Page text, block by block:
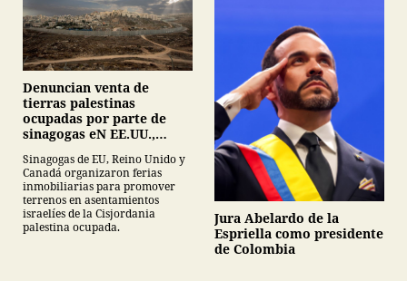
Denuncian venta de
tierras palestinas
ocupadas por parte de
sinagogas eN EE.UU.,
Sinagogas de EU, Reino Unido y
Canadá organizaron ferias
inmobiliarias para promover
terrenos en asentamientos
israelíes de la Cisjordania
palestina ocupada.
Jura Abelardo de la
Espriella como presidente
de Colombia